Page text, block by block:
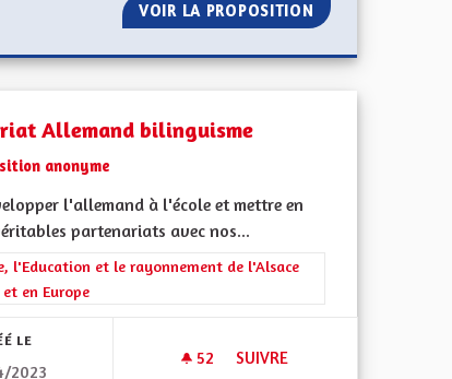
SOIENT TOUS REPRÉSENTÉS
VOIR LA PROPOSITION LIGNE DE TRAIN
Allemand bilinguisme
anonyme
l'allemand à l'école et mettre en
partenariats avec nos...
de la catégorie : La Culture, l'Education et le
l'Education et le rayonnement de l'Alsace
et en Europe
LE
2023
52 52 ABONNÉS
SUIVRE